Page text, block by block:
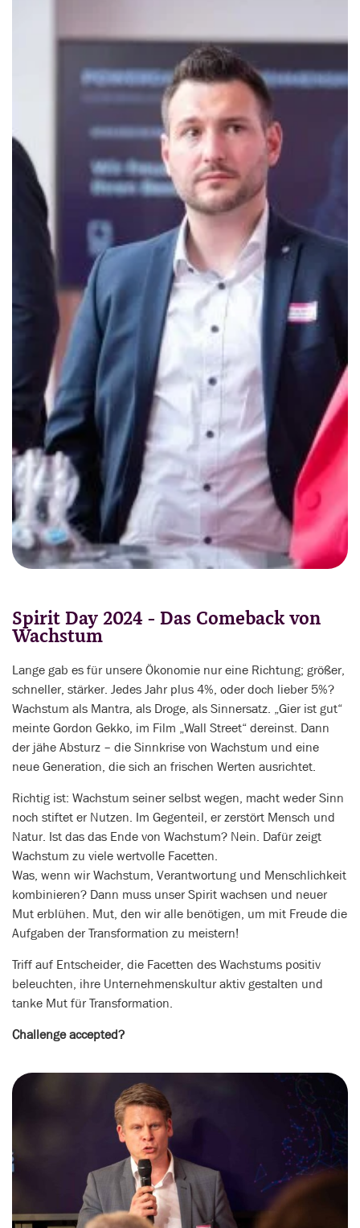
Spirit Day 2024 - Das Comeback von
Wachstum
Lange gab es für unsere Ökonomie nur eine Richtung; größer,
schneller, stärker. Jedes Jahr plus 4%, oder doch lieber 5%?
Wachstum als Mantra, als Droge, als Sinnersatz. „Gier ist gut“
meinte Gordon Gekko, im Film „Wall Street“ dereinst. Dann
der jähe Absturz – die Sinnkrise von Wachstum und eine
neue Generation, die sich an frischen Werten ausrichtet.
Richtig ist: Wachstum seiner selbst wegen, macht weder Sinn
noch stiftet er Nutzen. Im Gegenteil, er zerstört Mensch und
Natur. Ist das das Ende von Wachstum? Nein. Dafür zeigt
Wachstum zu viele wertvolle Facetten.
Was, wenn wir Wachstum, Verantwortung und Menschlichkeit
kombinieren? Dann muss unser Spirit wachsen und neuer
Mut erblühen. Mut, den wir alle benötigen, um mit Freude die
Aufgaben der Transformation zu meistern!
Triff auf Entscheider, die Facetten des Wachstums positiv
beleuchten, ihre Unternehmenskultur aktiv gestalten und
tanke Mut für Transformation.
Challenge accepted?